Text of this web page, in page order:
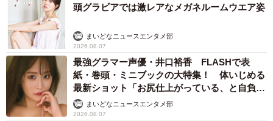
頭グラビアでは激レアなメガネルームウエア姿
まいどなニュースエンタメ部
2026.08.07
最強グラマー声優・井口裕香 FLASHで表
紙・巻頭・ミニブックの大特集！ 体いじめる
最新ショット「お尻仕上がっている、と自負し
ています」「いくつになっても理想の身体でい
たい」
まいどなニュースエンタメ部
2026.08.07